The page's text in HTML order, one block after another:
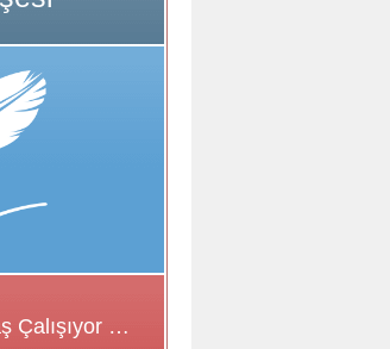
Google Chrome Yavaş Çalışıyor Sorunu için Çözüm Önerileri